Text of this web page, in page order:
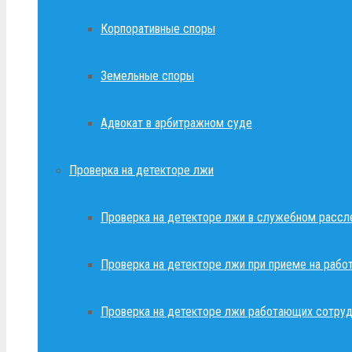
Корпоративные споры
Земельные споры
Адвокат в арбитражном суде
Проверка на детекторе лжи
Проверка на детекторе лжи в служебном
Проверка на детекторе лжи при приеме на
Проверка на детекторе лжи работающих